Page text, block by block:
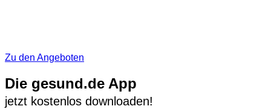
Zu den Angeboten
Die gesund.de App
jetzt kostenlos downloaden!